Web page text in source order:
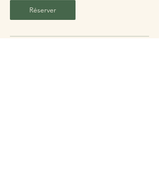
Réserver